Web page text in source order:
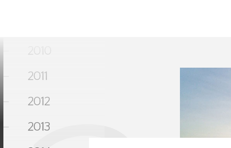
2010
2011
2012
2013